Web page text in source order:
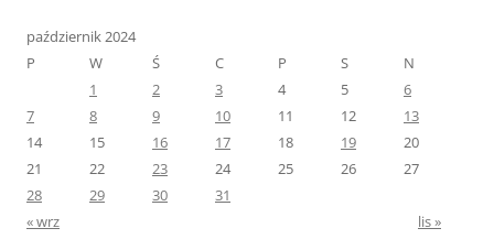
październik 2024
P
W Ś C P S
N
1
2 3 4 5
6
7
8 9 10 11 12
13
14
15 16 17 18 19
20
21
22 23 24 25 26
27
28
29 30
31
« wrz
lis »